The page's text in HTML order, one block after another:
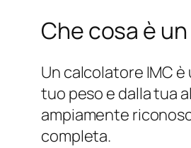
Che cosa è
Un calcolatore IMC
tuo peso e dalla tua
ampiamente
completa.